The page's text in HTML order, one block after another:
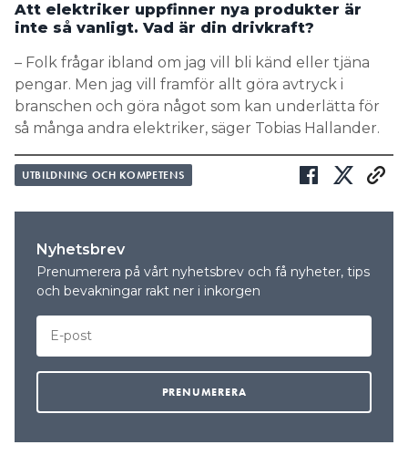
Att elektriker uppfinner nya produkter är
inte så vanligt. Vad är din drivkraft?
– Folk frågar ibland om jag vill bli känd eller tjäna
pengar. Men jag vill framför allt göra avtryck i
branschen och göra något som kan underlätta för
så många andra elektriker, säger Tobias Hallander.
UTBILDNING OCH KOMPETENS
Nyhetsbrev
Prenumerera på vårt nyhetsbrev och få nyheter, tips
och bevakningar rakt ner i inkorgen